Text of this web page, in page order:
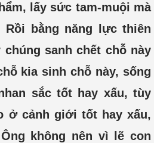
lấy sức tam-muội mà
bằng năng lực thiên
chúng sanh chết chỗ này
kia sinh chỗ này, sống
sắc tốt hay xấu, tùy
ở cảnh giới tốt hay xấu,
không nên vì lẽ con